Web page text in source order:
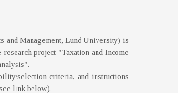
and Management, Lund University) is
project "Taxation and Income
selection criteria, and instructions
link below).